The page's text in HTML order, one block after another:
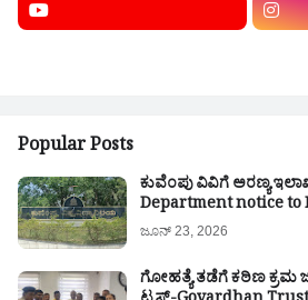
Popular Posts
ಕುವೆಂಪು ವಿವಿಗೆ ಅರಣ್ಯ
Department notice
ಜೂನ್ 23, 2026
ಗೋಹತ್ಯೆ ತಡೆಗೆ ಕಠಿಣ